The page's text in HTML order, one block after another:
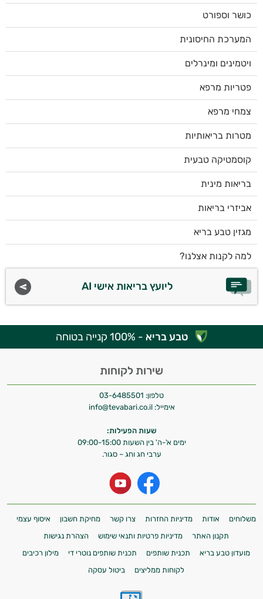
כושר וספורט
המערכת החיסונית
ויטמינים ומינרלים
פטריות מרפא
צמחי מרפא
מטרות בריאותיות
קוסמטיקה טבעית
בריאות מינית
אביזרי בריאות
מגזין טבע בריא
למה לקנות אצלנו?
ליועץ בריאות אישי AI
טבע בריא - 100% קנייה בטוחה
שירות לקוחות
טלפון: 03-6485501
אימייל: info@tevabari.co.il
שעות הפעילות:
ימים א'-ה' בין השעות 09:00-15:00
ערבי חג וחג – סגור.
משלוחים אודות מדיניות החזרות צרו קשר מחיקת חשבון
איסוף עצמי
תקנון האתר
מדיניות פרטיות ותנאי שימוש
הצהרת נגישות
מועדון טבע בריא
תכנית שותפים תכנית שותפים נוטרי די
מילון רכיבים
לקוחות ממליצים
ביטול עסקה